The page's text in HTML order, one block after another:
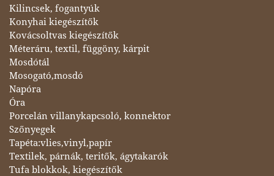
Kilincsek, fogantyúk
Konyhai kiegészítők
Kovácsoltvas kiegészítők
Méteráru, textil, függöny, kárpit
Mosdótál
Mosogató,mosdó
Napóra
Óra
Porcelán villanykapcsoló, konnektor
Szőnyegek
Tapéta:vlies,vinyl,papír
Textilek, párnák, teritők, ágytakarók
Tufa blokkok, kiegészítők